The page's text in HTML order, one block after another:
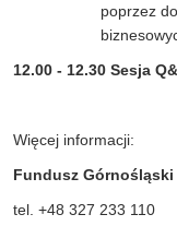
poprzez
12.00 - 12.30 Sesja
Więcej informacji:
Fundusz Górnośląski
tel. +48 327 233 110